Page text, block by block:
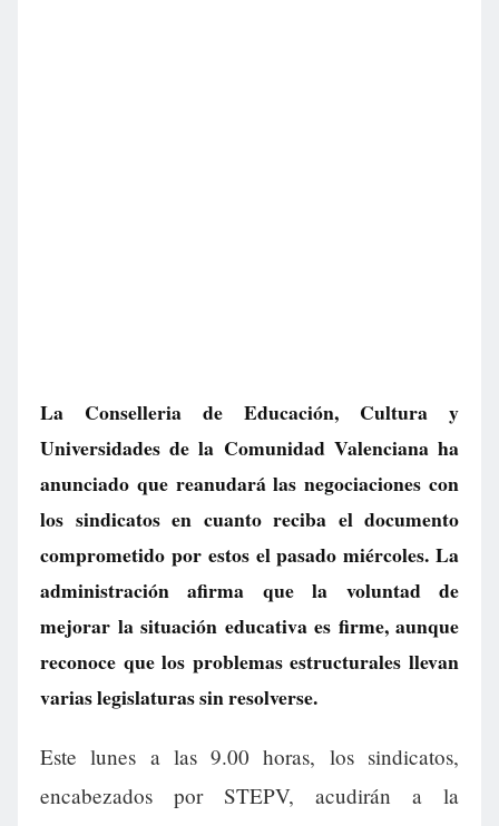
La Conselleria de Educación, Cultura y
Universidades de la Comunidad Valenciana ha
anunciado que reanudará las negociaciones con
los sindicatos en cuanto reciba el documento
comprometido por estos el pasado miércoles. La
administración afirma que la voluntad de
mejorar la situación educativa es firme, aunque
reconoce que los problemas estructurales llevan
varias legislaturas sin resolverse.
Este lunes a las 9.00 horas, los sindicatos,
encabezados por STEPV, acudirán a la